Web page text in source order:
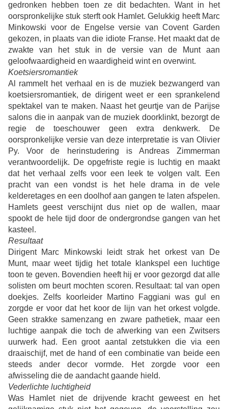
gedronken hebben toen ze dit bedachten. Want in het
oorspronkelijke stuk sterft ook Hamlet. Gelukkig heeft Marc
Minkowski voor de Engelse versie van Covent Garden
gekozen, in plaats van die idiote Franse. Het maakt dat de
zwakte van het stuk in de versie van de Munt aan
geloofwaardigheid en waardigheid wint en overwint.
Koetsiersromantiek
Al rammelt het verhaal en is de muziek bezwangerd van
koetsiersromantiek, de dirigent weet er een sprankelend
spektakel van te maken. Naast het geurtje van de Parijse
salons die in aanpak van de muziek doorklinkt, bezorgt de
regie de toeschouwer geen extra denkwerk. De
oorspronkelijke versie van deze interpretatie is van Olivier
Py. Voor de herinstudering is Andreas Zimmerman
verantwoordelijk. De opgefriste regie is luchtig en maakt
dat het verhaal zelfs voor een leek te volgen valt. Een
pracht van een vondst is het hele drama in de vele
kelderetages en een doolhof aan gangen te laten afspelen.
Hamlets geest verschijnt dus niet op de wallen, maar
spookt de hele tijd door de ondergrondse gangen van het
kasteel.
Resultaat
Dirigent Marc Minkowski leidt strak het orkest van De
Munt, maar weet tijdig het totale klankspel een luchtige
toon te geven. Bovendien heeft hij er voor gezorgd dat alle
solisten om beurt mochten scoren. Resultaat: tal van open
doekjes. Zelfs koorleider Martino Faggiani was gul en
zorgde er voor dat het koor de lijn van het orkest volgde.
Geen strakke samenzang en zware pathetiek, maar een
luchtige aanpak die toch de afwerking van een Zwitsers
uurwerk had. Een groot aantal zetstukken die via een
draaischijf, met de hand of een combinatie van beide een
steeds ander decor vormde. Het zorgde voor een
afwisseling die de aandacht gaande hield.
Vederlichte luchtigheid
Was Hamlet niet de drijvende kracht geweest en het